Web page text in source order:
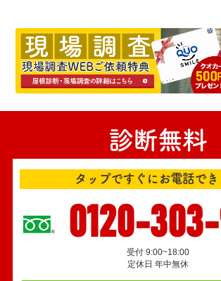
診断無料
タップですぐにお電話でき
0120-
受付 9:00~18:00
定休日 年中無休